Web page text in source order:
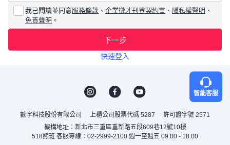
我已閱讀並同意服務條款 、 企業徵才刊登契約書 、 隱私權聲明 、
免責聲明 。
下一步
快速登入
智能客服
數字科技股份有限公司 上櫃公司股票代碼 5287
許可證字號 2571
機構地址：新北市三重區重新路五段609巷12號10樓
518熊班 客服專線：02-2999-2100 週一至週五 09:00 - 18:00